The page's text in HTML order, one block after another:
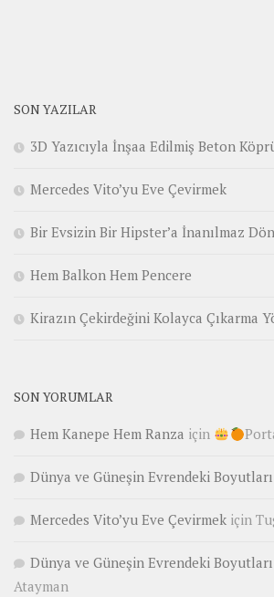
SON YAZILAR
3D Yazıcıyla İnşaa Edilmiş Beton
Mercedes Vito’yu Eve Çevirmek
Bir Evsizin Bir Hipster’a İnanılmaz
Hem Balkon Hem Pencere
Kirazın Çekirdeğini Kolayca Çıkarma
SON YORUMLAR
Hem Kanepe Hem Ranza için
Dünya ve Güneşin Evrendeki Boyutları
Mercedes Vito’yu Eve Çevirmek için
Dünya ve Güneşin Evrendeki Boyutları
Atayman